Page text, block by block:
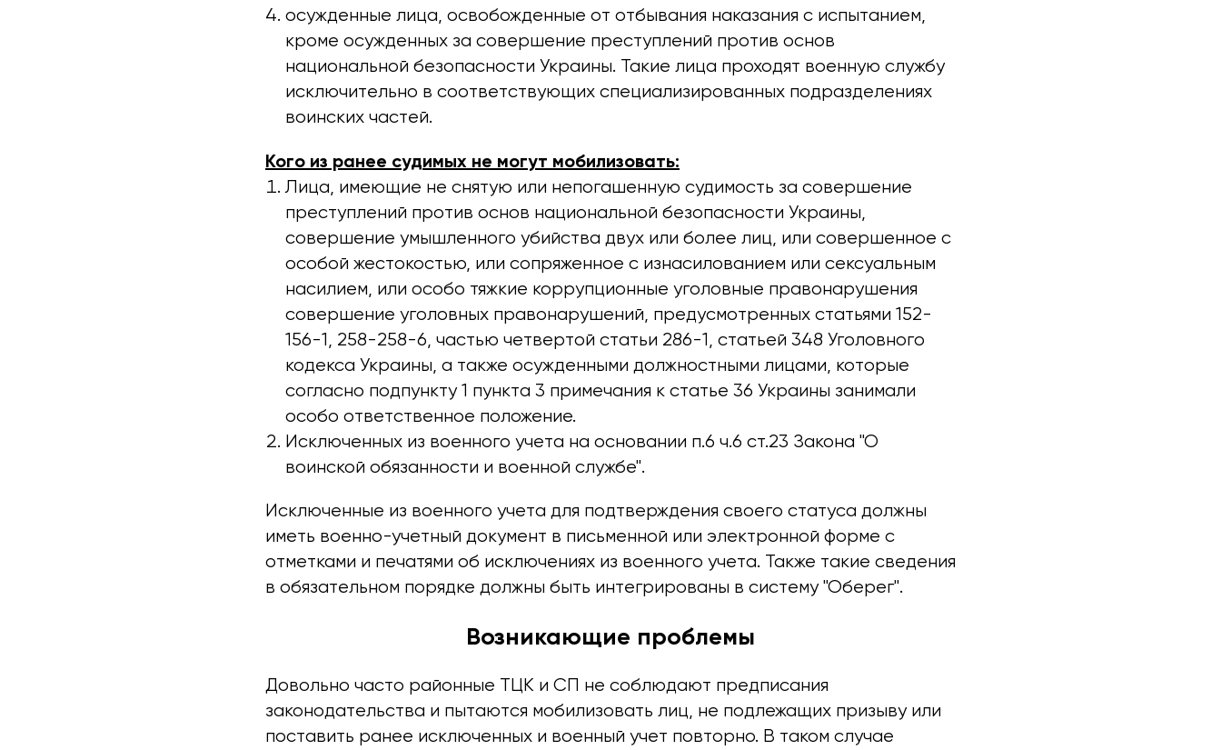
осужденные лица, освобожденные от отбывания наказания с испытанием,
кроме осужденных за совершение преступлений против основ
национальной безопасности Украины. Такие лица проходят военную службу
исключительно в соответствующих специализированных подразделениях
воинских частей.
Кого из ранее судимых не могут мобилизовать:
Лица, имеющие не снятую или непогашенную судимость за совершение
преступлений против основ национальной безопасности Украины,
совершение умышленного убийства двух или более лиц, или совершенное с
особой жестокостью, или сопряженное с изнасилованием или сексуальным
насилием, или особо тяжкие коррупционные уголовные правонарушения
совершение уголовных правонарушений, предусмотренных статьями 152-
156-1, 258-258-6, частью четвертой статьи 286-1, статьей 348 Уголовного
кодекса Украины, а также осужденными должностными лицами, которые
согласно подпункту 1 пункта 3 примечания к статье 36 Украины занимали
особо ответственное положение.
Исключенных из военного учета на основании п.6 ч.6 ст.23 Закона "О
воинской обязанности и военной службе".
Исключенные из военного учета для подтверждения своего статуса должны
иметь военно-учетный документ в письменной или электронной форме с
отметками и печатями об исключениях из военного учета. Также такие сведения
в обязательном порядке должны быть интегрированы в систему "Оберег".
Возникающие проблемы
Довольно часто районные ТЦК и СП не соблюдают предписания
законодательства и пытаются мобилизовать лиц, не подлежащих призыву или
поставить ранее исключенных и военный учет повторно. В таком случае